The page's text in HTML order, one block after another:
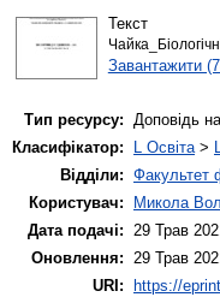
Текст
Завантажити
Тип ресурсу: Доповідь
Класифікатор:
L Освіта>
Відділи: Факультет
Користувач:
Микола
Дата подачі: 29 Трав
Оновлення: 29 Трав
URI:
https://